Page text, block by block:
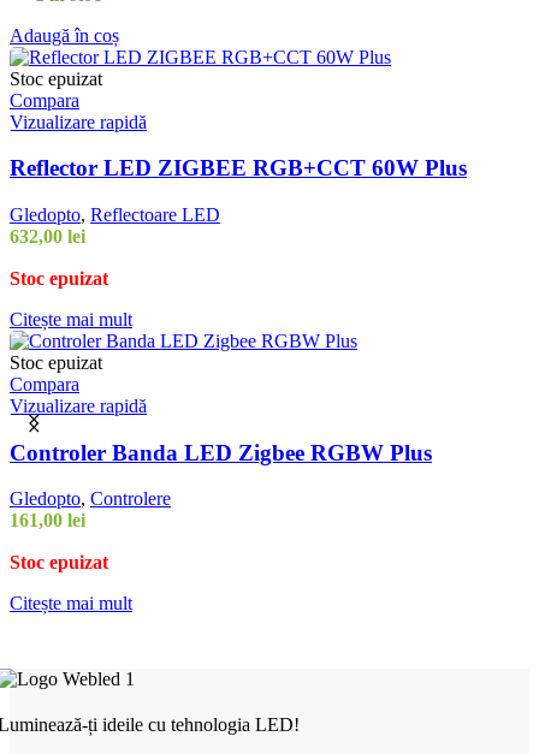
Adaugă în coș
Stoc epuizat
Compara
Vizualizare rapidă
Reflector LED ZIGBEE RGB+CCT 60W Plus
Gledopto, Reflectoare LED
632,00 lei
Stoc epuizat
Citește mai mult
Stoc epuizat
Compara
Vizualizare rapidă
Controler Banda LED Zigbee RGBW Plus
Gledopto, Controlere
161,00 lei
Stoc epuizat
Citește mai mult
ți ideile cu tehnologia LED!